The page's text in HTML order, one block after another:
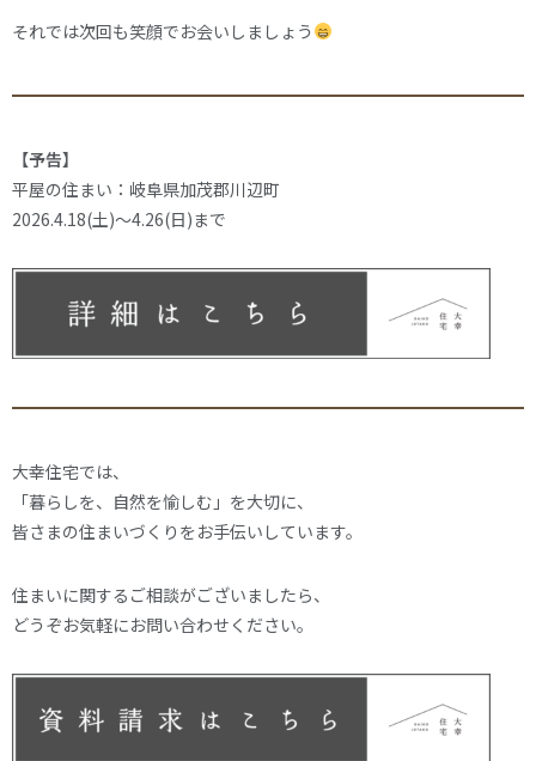
それでは次回も笑顔でお会いしましょう
【予告】
平屋の住まい：岐阜県加茂郡川辺町
2026.4.18(土)～4.26(日)まで
大幸住宅では、
「暮らしを、自然を愉しむ」を大切に、
皆さまの住まいづくりをお手伝いしています。
住まいに関するご相談がございましたら、
どうぞお気軽にお問い合わせください。